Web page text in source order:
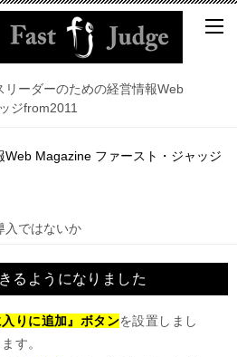
リーダーのための経営情報Web
ジfrom2011
Web Magazine ファースト・ジャッジ
入ではないか
るようになりました
入りに追加』ボタンを設置しまし
す。